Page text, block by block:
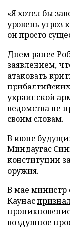
«Я хотел бы
уровень угроз
он просто
Днем ранее
заявлением,
атаковать
украинской
ведомства не
своим словам.
В июне
Миндаугас
конституции
оружия.
В мае министр
Каунас
воздушное